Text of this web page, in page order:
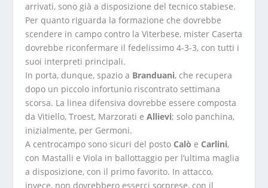
arrivati, sono già a disposizione del tecnico stabiese.
Per quanto riguarda la formazione che dovrebbe
scendere in campo contro la Viterbese, mister Caserta
dovrebbe riconfermare il fedelissimo 4-3-3, con tutti i
suoi interpreti principali.
In porta, dunque, spazio a Branduani, che recupera
dopo un piccolo infortunio riscontrato settimana
scorsa. La linea difensiva dovrebbe essere composta
da Vitiello, Troest, Marzorati eAllievi; solo panchina,
inizialmente, per Germoni.
A centrocampo sono sicuri del posto Calò e Carlini,
con Mastalli e Viola in ballottaggio per l’ultima maglia
a disposizione, con il primo favorito. In attacco,
invece, non dovrebbero esserci sorprese, con il